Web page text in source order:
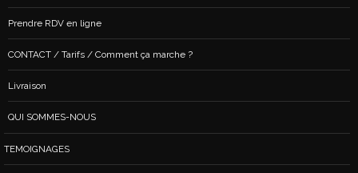
Prendre RDV en ligne
CONTACT / Tarifs / Comment ça marche ?
Livraison
QUI SOMMES-NOUS
TEMOIGNAGES